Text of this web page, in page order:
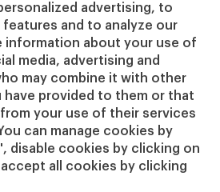
advertising, to
and to analyze our
information about your use of
media, advertising and
may combine it with other
provided to them or that
your use of their services
can manage cookies by
disable cookies by clicking on
all cookies by clicking
Colabora con el IESE
Servicios
Biblioteca
Canal de Compliance
Capellanía
IESE Shop
Jobs @IESE
Préstamos y becas